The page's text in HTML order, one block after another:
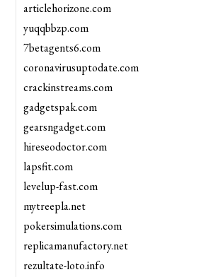
articlehorizone.com
yuqqbbzp.com
7betagents6.com
coronavirusuptodate.com
crackinstreams.com
gadgetspak.com
gearsngadget.com
hireseodoctor.com
lapsfit.com
levelup-fast.com
mytreepla.net
pokersimulations.com
replicamanufactory.net
rezultate-loto.info